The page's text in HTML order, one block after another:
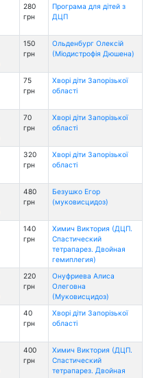
280
грн
Програма для дітей з
ДЦП
150
грн
Ольденбург Олексій
(Міодистрофія Дюшена)
75
грн
Хворі діти Запорізької
області
70
грн
Хворі діти Запорізької
області
320
грн
Хворі діти Запорізької
області
480
грн
Безушко Егор
(муковисцидоз)
140
грн
Химич Виктория (ДЦП.
Спастический
тетрапарез. Двойная
гемиплегия)
220
грн
Онуфриева Алиса
Олеговна
(Муковисцидоз)
40
грн
Хворі діти Запорізької
області
400
грн
Химич Виктория (ДЦП.
Спастический
тетрапарез. Двойная